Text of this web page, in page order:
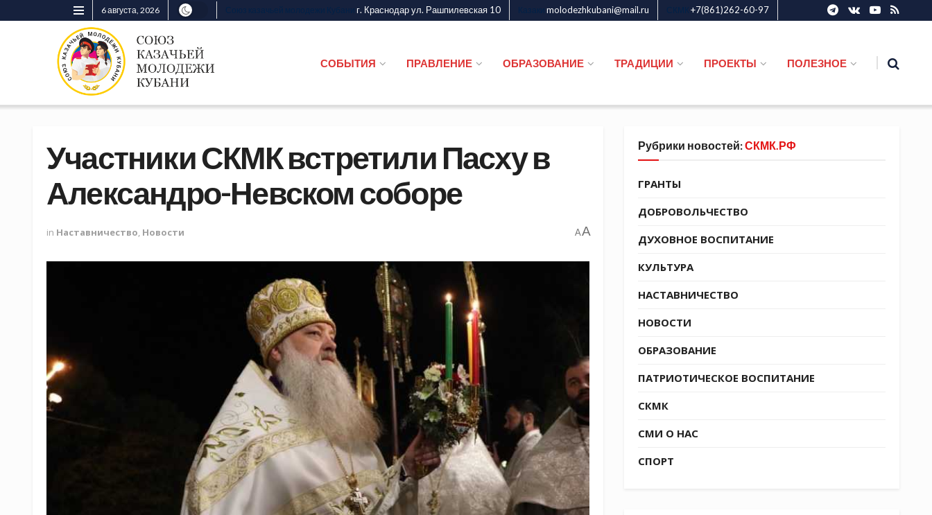
6 августа, 2026 г. Краснодар ул. Рашпилевская 10 molodezhkubani@mail.ru +7(861)262-60-97
СОБЫТИЯ ПРАВЛЕНИЕ ОБРАЗОВАНИЕ ТРАДИЦИИ ПРОЕКТЫ ПОЛЕЗНОЕ
Участники СКМК встретили Пасху в
Александро-Невском соборе
in Наставничество Новости AA
Рубрики новостей:СКМК.РФ
ГРАНТЫ
ДОБРОВОЛЬЧЕСТВО
ДУХОВНОЕ ВОСПИТАНИЕ
КУЛЬТУРА
НАСТАВНИЧЕСТВО
НОВОСТИ
ОБРАЗОВАНИЕ
ПАТРИОТИЧЕСКОЕ ВОСПИТАНИЕ
СКМК
СМИ О НАС
СПОРТ